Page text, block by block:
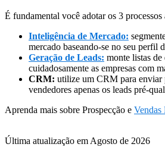
É fundamental você adotar os 3 processos
Inteligência de Mercado:
mercado baseando-se no seu perfil
Geração de Leads: monte listas de
cuidadosamente as empresas com
CRM: utilize um CRM para enviar
vendedores apenas os leads pré-
Aprenda mais sobre Prospecção e Vendas
Última atualização em Agosto de 2026